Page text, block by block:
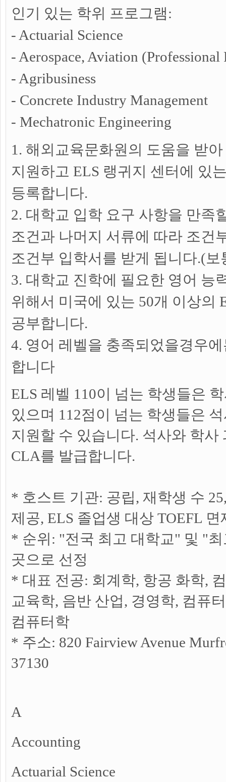
인기 있는 학위 프로그램:
- Actuarial Science
- Aerospace, Aviation (Professional
- Agribusiness
- Concrete Industry Management
- Mechatronic Engineering
1. 해외교육문화원의 도움을 받
지원하고 ELS 랭귀지 센터에 있
등록합니다.
2. 대학교 입학 요구 사항을 만족
조건과 나머지 서류에 따라 조건
조건부 입학서를 받게 됩니다.(
3. 대학교 진학에 필요한 영어 능
위해서 미국에 있는 50개 이상의
공부합니다.
4. 영어 레벨을 충족되었을경우
합니다
ELS 레벨 110이 넘는 학생들은
있으며 112점이 넘는 학생들은
지원할 수 있습니다. 석사와 학사
CLA를 발급합니다.
* 호스트 기관: 공립, 재학생 수
제공, ELS 졸업생 대상 TOEFL 면
* 순위: "전국 최고 대학교" 및 "
곳으로 선정
* 대표 전공: 회계학, 항공 화학,
교육학, 음반 산업, 경영학, 컴퓨
컴퓨터학
* 주소: 820 Fairview Avenue
37130
A
Accounting
Actuarial Science